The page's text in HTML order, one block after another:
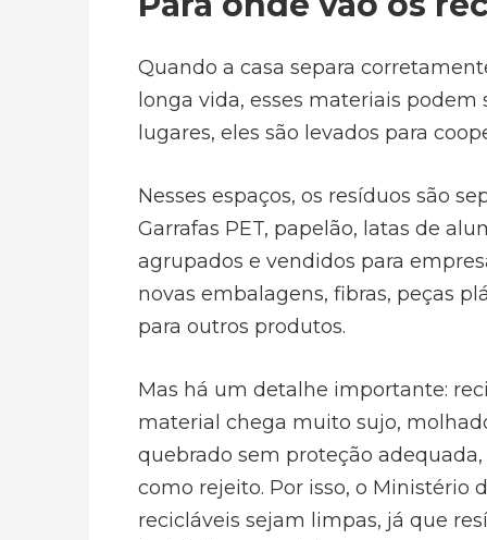
Quando a casa separa
longa vida, esses materiais
lugares, eles são levados para
Nesses espaços, os resíduos são
Garrafas PET, papelão, latas de
agrupados e vendidos para
novas embalagens, fibras, peças
para outros produtos.
Mas há um detalhe importante:
material chega muito sujo,
quebrado sem proteção
como rejeito. Por isso, o
recicláveis sejam limpas, já que